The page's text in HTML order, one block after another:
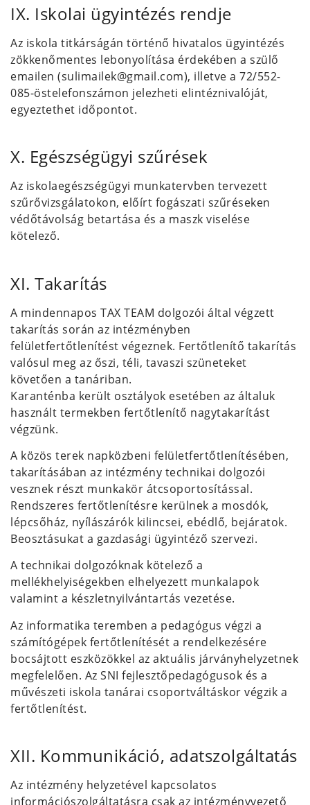
IX. Iskolai ügyintézés rendje
Az iskola titkárságán történő hivatalos ügyintézés
zökkenőmentes lebonyolítása érdekében a szülő
emailen (sulimailek@gmail.com), illetve a 72/552-
085-östelefonszámon jelezheti elintéznivalóját,
egyeztethet időpontot.
X. Egészségügyi szűrések
Az iskolaegészségügyi munkatervben tervezett
szűrővizsgálatokon, előírt fogászati szűréseken
védőtávolság betartása és a maszk viselése
kötelező.
XI. Takarítás
A mindennapos TAX TEAM dolgozói által végzett
takarítás során az intézményben
felületfertőtlenítést végeznek. Fertőtlenítő takarítás
valósul meg az őszi, téli, tavaszi szüneteket
követően a tanáriban.
Karanténba került osztályok esetében az általuk
használt termekben fertőtlenítő nagytakarítást
végzünk.
A közös terek napközbeni felületfertőtlenítésében,
takarításában az intézmény technikai dolgozói
vesznek részt munkakör átcsoportosítással.
Rendszeres fertőtlenítésre kerülnek a mosdók,
lépcsőház, nyílászárók kilincsei, ebédlő, bejáratok.
Beosztásukat a gazdasági ügyintéző szervezi.
A technikai dolgozóknak kötelező a
mellékhelyiségekben elhelyezett munkalapok
valamint a készletnyilvántartás vezetése.
Az informatika teremben a pedagógus végzi a
számítógépek fertőtlenítését a rendelkezésére
bocsájtott eszközökkel az aktuális járványhelyzetnek
megfelelően. Az SNI fejlesztőpedagógusok és a
művészeti iskola tanárai csoportváltáskor végzik a
fertőtlenítést.
XII. Kommunikáció, adatszolgáltatás
Az intézmény helyzetével kapcsolatos
információszolgáltatásra csak az intézményvezető